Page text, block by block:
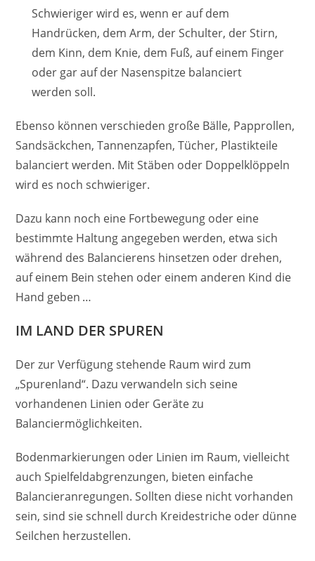
Schwieriger wird es, wenn er auf dem
Handrücken, dem Arm, der Schulter, der Stirn,
dem Kinn, dem Knie, dem Fuß, auf einem Finger
oder gar auf der Nasenspitze balanciert
werden soll.
Ebenso können verschieden große Bälle, Papprollen,
Sandsäckchen, Tannenzapfen, Tücher, Plastikteile
balanciert werden. Mit Stäben oder Doppelklöppeln
wird es noch schwieriger.
Dazu kann noch eine Fortbewegung oder eine
bestimmte Haltung angegeben werden, etwa sich
während des Balancierens hinsetzen oder drehen,
auf einem Bein stehen oder einem anderen Kind die
Hand geben …
IM LAND DER SPUREN
Der zur Verfügung stehende Raum wird zum
„Spurenland“. Dazu verwandeln sich seine
vorhandenen Linien oder Geräte zu
Balanciermöglichkeiten.
Bodenmarkierungen oder Linien im Raum, vielleicht
auch Spielfeldabgrenzungen, bieten einfache
Balancieranregungen. Sollten diese nicht vorhanden
sein, sind sie schnell durch Kreidestriche oder ­dünne
Seilchen herzustellen.